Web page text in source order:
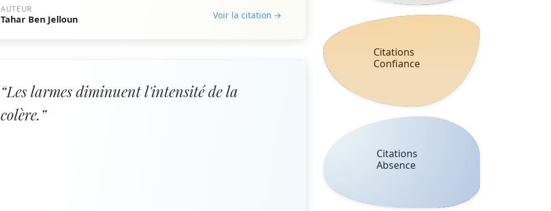
AUTEUR
Tahar Ben Jelloun Voir la citation →
“Les larmes diminuent l'intensité de la
colère.”
Citations
Confiance
Citations
Absence